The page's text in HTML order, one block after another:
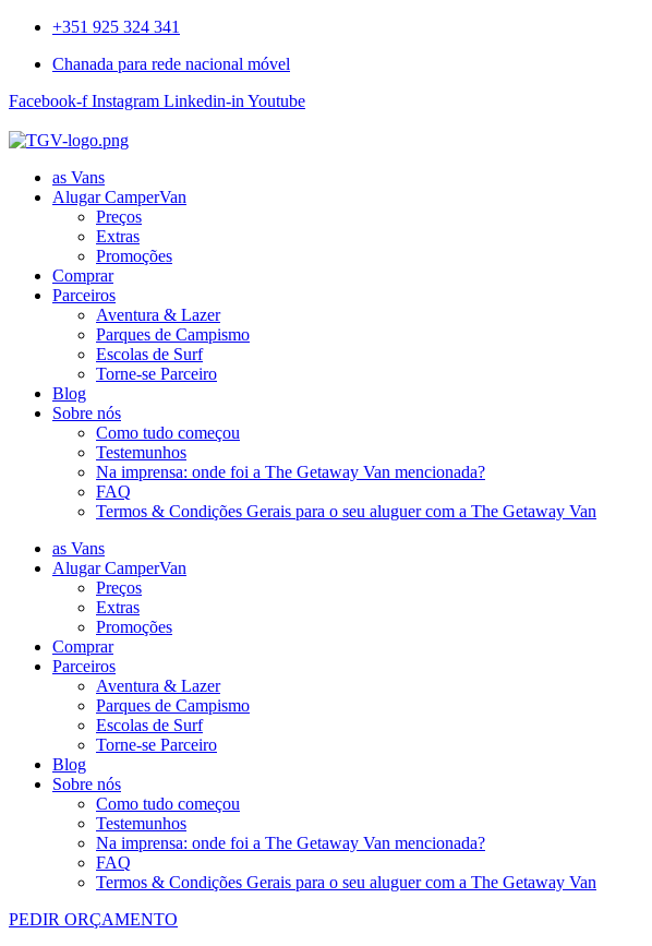
+351 925 324 341
Chanada para rede nacional móvel
Facebook-f Instagram Linkedin-in Youtube
as Vans
Alugar CamperVan
Preços
Extras
Promoções
Comprar
Parceiros
Aventura & Lazer
Parques de Campismo
Escolas de Surf
Torne-se Parceiro
Blog
Sobre nós
Como tudo começou
Testemunhos
Na imprensa: onde foi a The Getaway Van mencionada?
FAQ
Termos & Condições Gerais para o seu aluguer com a The Getaway Van
as Vans
Alugar CamperVan
Preços
Extras
Promoções
Comprar
Parceiros
Aventura & Lazer
Parques de Campismo
Escolas de Surf
Torne-se Parceiro
Blog
Sobre nós
Como tudo começou
Testemunhos
Na imprensa: onde foi a The Getaway Van mencionada?
FAQ
Termos & Condições Gerais para o seu aluguer com a The Getaway Van
PEDIR ORÇAMENTO